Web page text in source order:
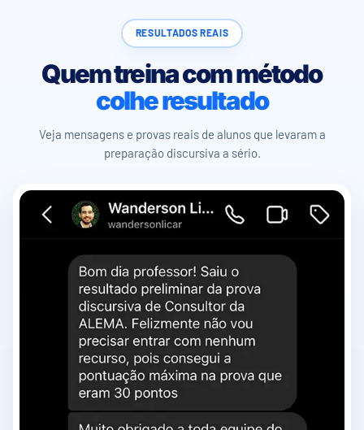
RESULTADOS REAIS
Quem treina com método
colhe resultado
Veja mensagens e provas reais de alunos que levaram a
preparação discursiva a sério.